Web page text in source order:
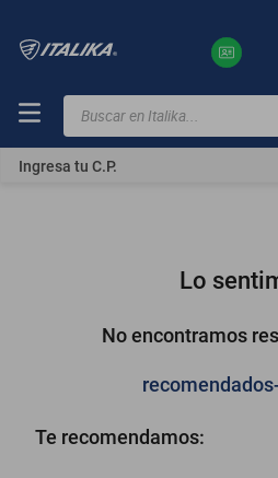
Buscar en Italika...
Ingresa tu C.P.
Lo
No encontramos
Te recomendamos:
TÉRMINOS
MÁS
250z
300z